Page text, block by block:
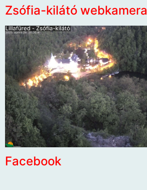
Zsófia-kilátó webkamera
Facebook